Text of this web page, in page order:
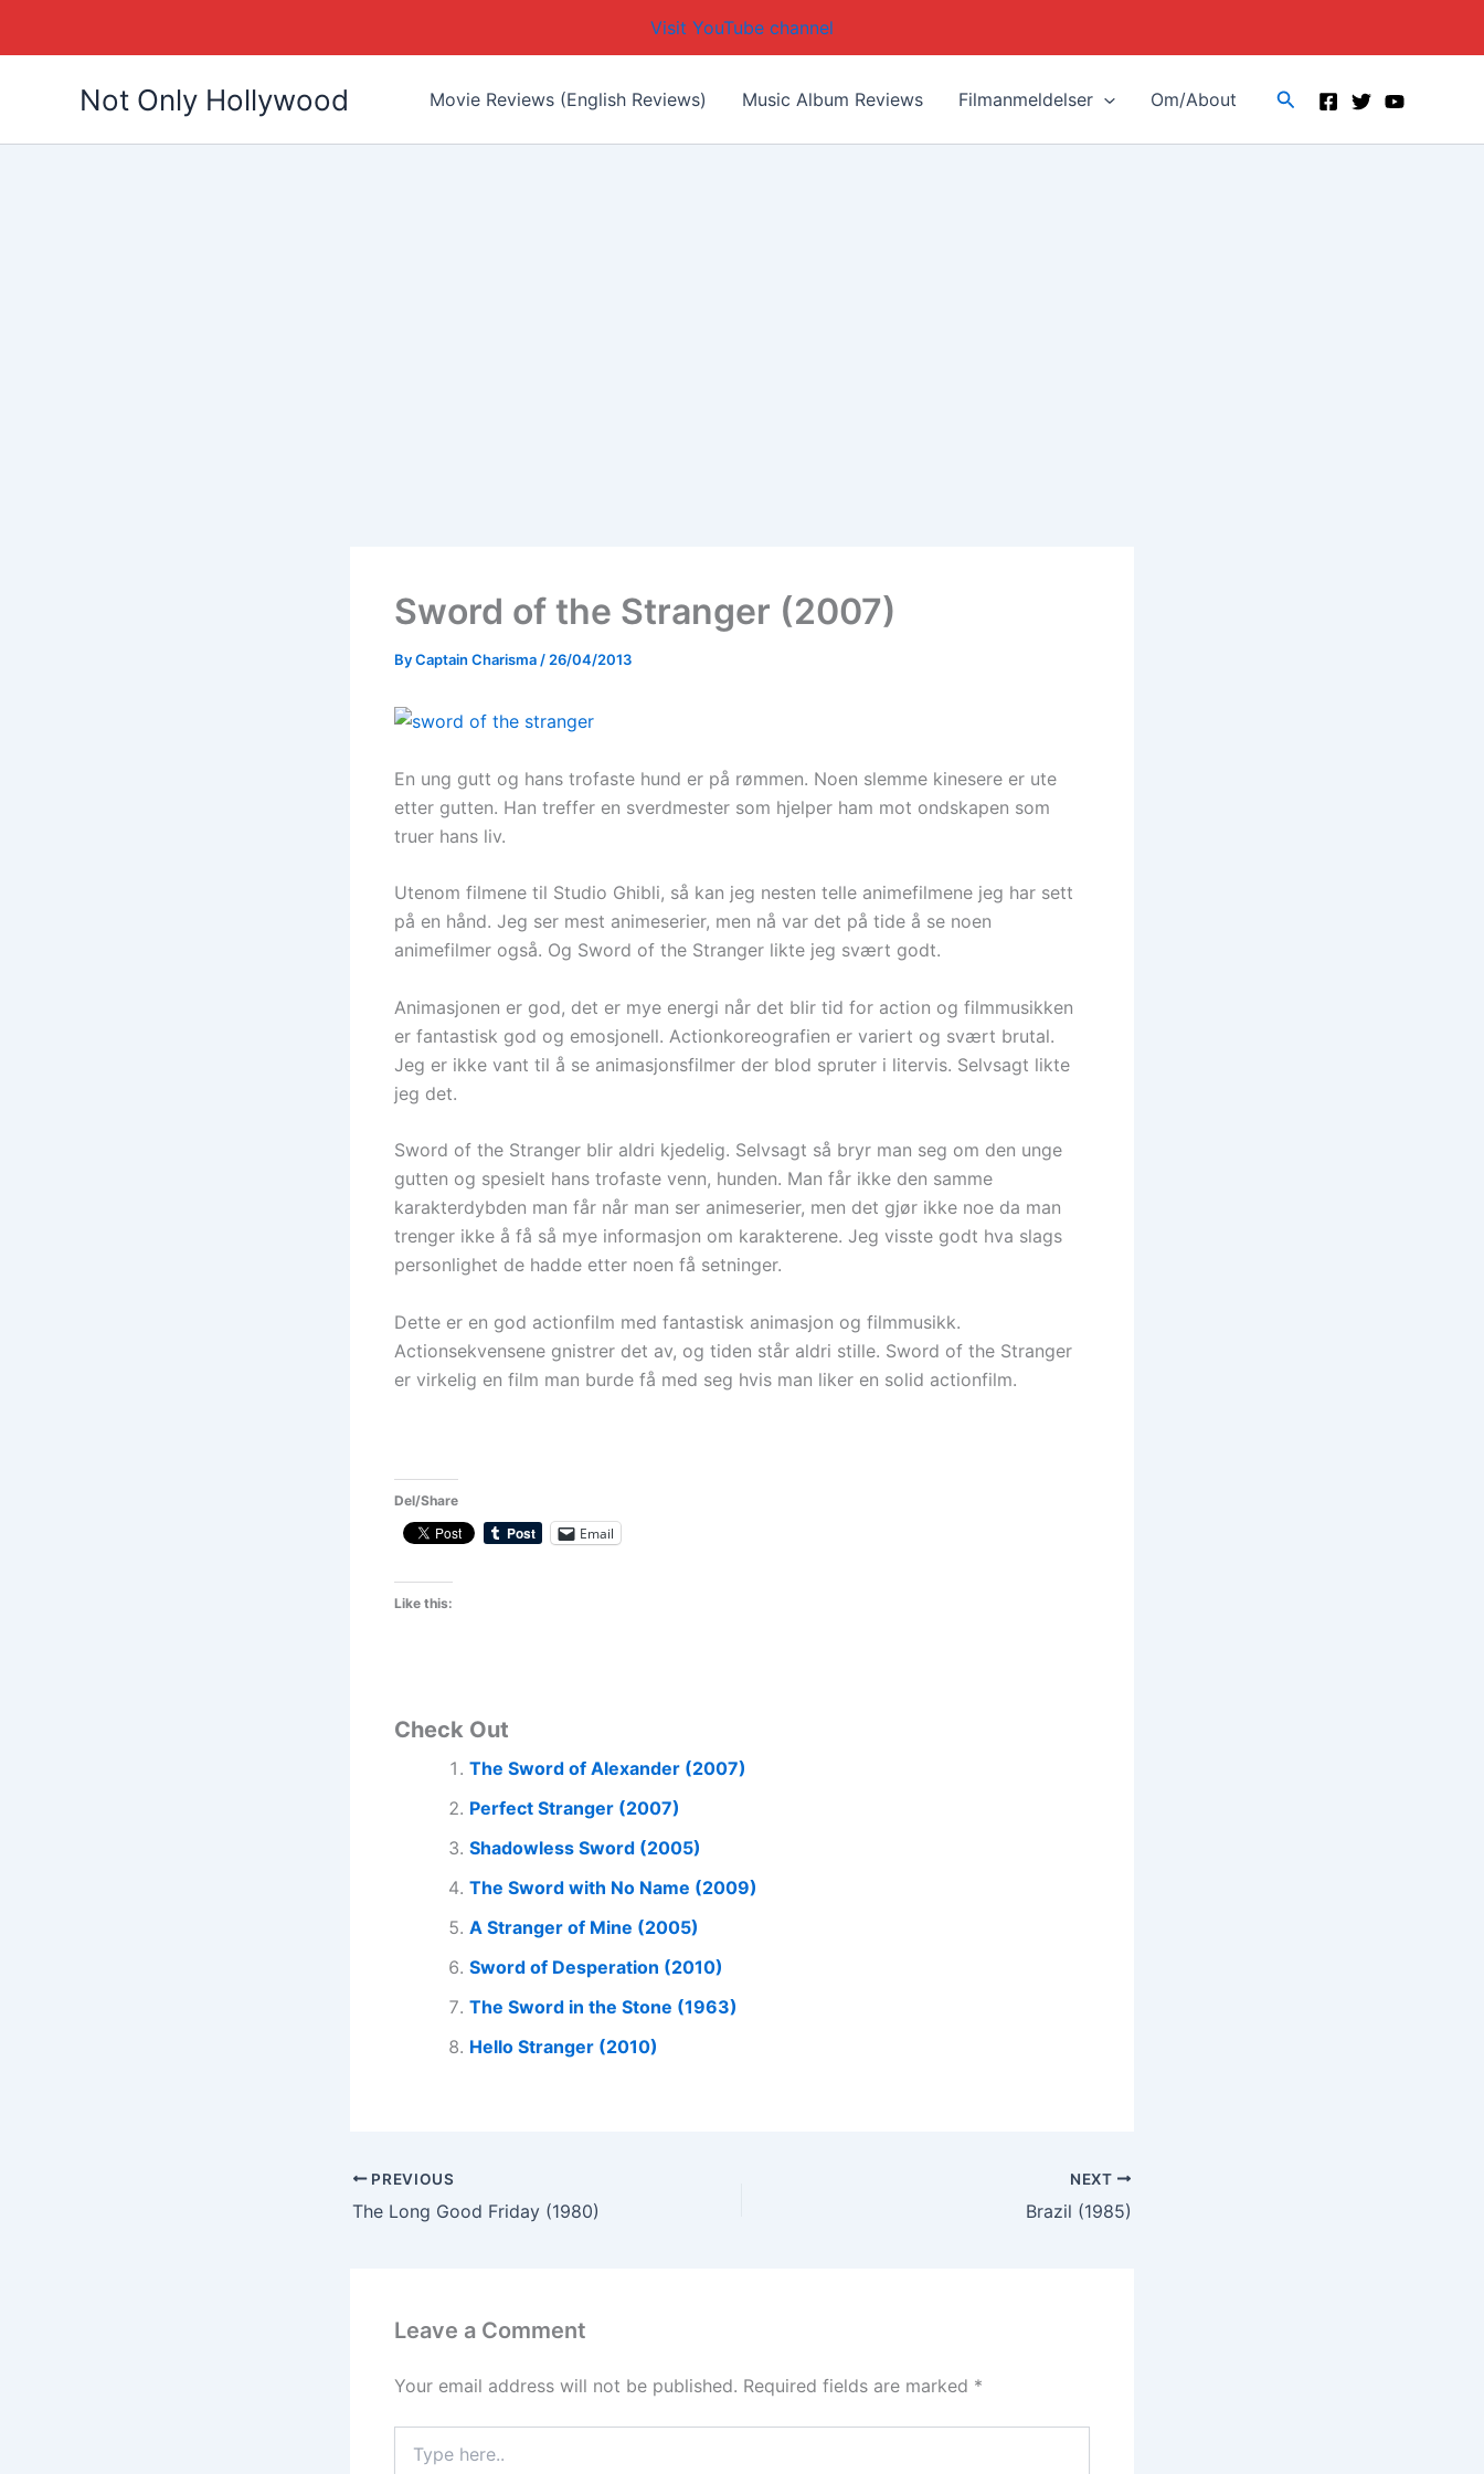
Visit YouTube channel
Not Only Hollywood Movie Reviews (English Reviews) Music Album Reviews Filmanmeldelser Om/About Search
Sword of the Stranger (2007)
ByCaptain Charisma/26/04/2013
En ung gutt og hans trofaste hund er på rømmen. Noen slemme kinesere er ute
etter gutten. Han treffer en sverdmester som hjelper ham mot ondskapen som
truer hans liv.
Utenom filmene til Studio Ghibli, så kan jeg nesten telle animefilmene jeg har sett
på en hånd. Jeg ser mest animeserier, men nå var det på tide å se noen
animefilmer også. Og Sword of the Stranger likte jeg svært godt.
Animasjonen er god, det er mye energi når det blir tid for action og filmmusikken
er fantastisk god og emosjonell. Actionkoreografien er variert og svært brutal.
Jeg er ikke vant til å se animasjonsfilmer der blod spruter i litervis. Selvsagt likte
jeg det.
Sword of the Stranger blir aldri kjedelig. Selvsagt så bryr man seg om den unge
gutten og spesielt hans trofaste venn, hunden. Man får ikke den samme
karakterdybden man får når man ser animeserier, men det gjør ikke noe da man
trenger ikke å få så mye informasjon om karakterene. Jeg visste godt hva slags
personlighet de hadde etter noen få setninger.
Dette er en god actionfilm med fantastisk animasjon og filmmusikk.
Actionsekvensene gnistrer det av, og tiden står aldri stille. Sword of the Stranger
er virkelig en film man burde få med seg hvis man liker en solid actionfilm.
Del/Share
Email
Like this:
Check Out
The Sword of Alexander (2007)
Perfect Stranger (2007)
Shadowless Sword (2005)
The Sword with No Name (2009)
A Stranger of Mine (2005)
Sword of Desperation (2010)
The Sword in the Stone (1963)
Hello Stranger (2010)
PREVIOUS
The Long Good Friday (1980)
NEXT
Brazil (1985)
Leave a Comment
Your email address will not be published. Required fields are marked *
here..